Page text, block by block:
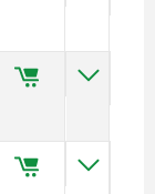
2,3 15
2,8 15